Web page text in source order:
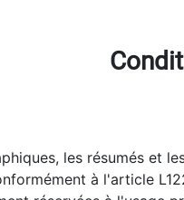
les résumés et
à l'article